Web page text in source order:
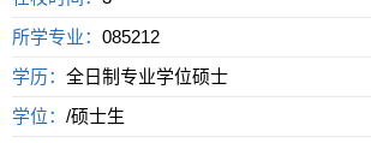
所学专业：085212
学历：全日制专业学位硕士
学位：/硕士生